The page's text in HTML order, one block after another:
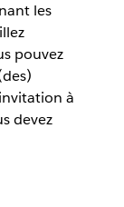
les
pouvez
à
devez